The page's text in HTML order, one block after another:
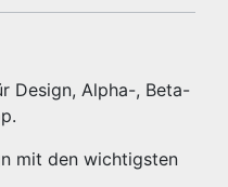
Design, Alpha-, Beta-
mit den wichtigsten